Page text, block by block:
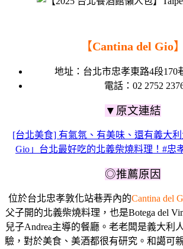
【Cantina del Gio】
地址：台北市忠孝東路4段170
電話：02 2752
▼原文連結
[台北美食] 有氣氛、有美味、還有義大利
Gio」台北最好吃的北義柴燒料理！#忠
◎推薦原因
位於台北忠孝敦化站巷弄內的Cantina del
父子開的北義柴燒料理， 也是Botega del
兒子Andrea主導的餐廳。 老老闆是義大利
驗，對於美食、美酒都很有研究。 和譪可